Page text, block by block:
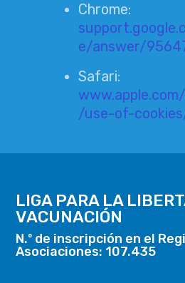
Chrome:
e/answer/
Safari:
/use-of-
LIGA PARA LA
VACUNACIÓN
N.º de inscripción en el
Asociaciones: 107.435